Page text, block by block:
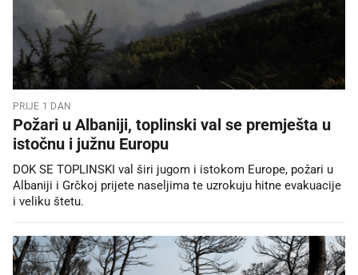
PRIJE 1 DAN
Požari u Albaniji, toplinski val se premješta u
istočnu i južnu Europu
DOK SE TOPLINSKI val širi jugom i istokom Europe, požari u
Albaniji i Grčkoj prijete naseljima te uzrokuju hitne evakuacije
i veliku štetu.